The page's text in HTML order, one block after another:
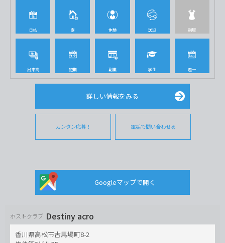
日払 寮 体験 送迎 制服
出来高 短期 副業 学生 週一
詳しい情報をみる
カンタン応募！ 電話で問い合わせる
Googleマップで開く
ホストクラブ Destiny acro
香川県高松市古馬場町8-2